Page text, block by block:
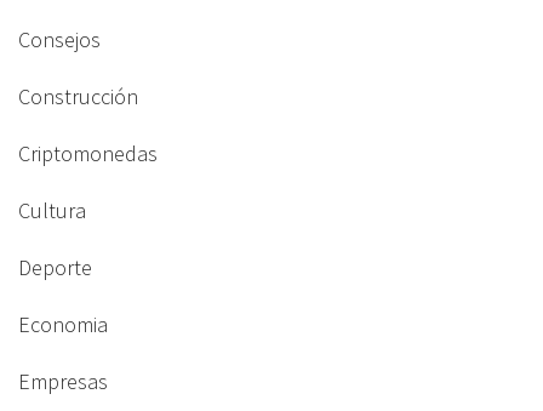
Consejos
Construcción
Criptomonedas
Cultura
Deporte
Economia
Empresas